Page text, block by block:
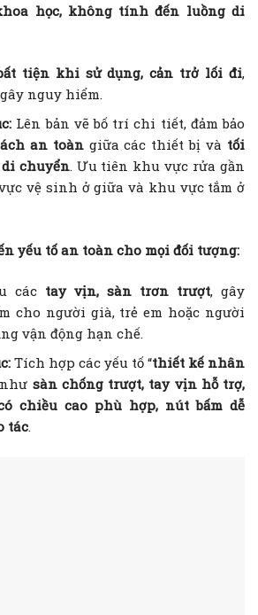
học, không tính đến luồng di
tiện khi sử dụng, cản trở lối đi,
nguy hiểm.
Lên bản vẽ bố trí chi tiết, đảm bảo
an toàngiữa các thiết bị và tối
chuyển. Ưu tiên khu vực rửa gần
vệ sinh ở giữa và khu vực tắm ở
yếu tố an toàn cho mọi đối tượng:
các tay vịn, sàn trơn trượt, gây
cho người già, trẻ em hoặc người
vận động hạn chế.
Tích hợp các yếu tố “thiết kế nhân
sàn chống trượt, tay vịn hỗ trợ,
chiều cao phù hợp, nút bấm dễ
tác.